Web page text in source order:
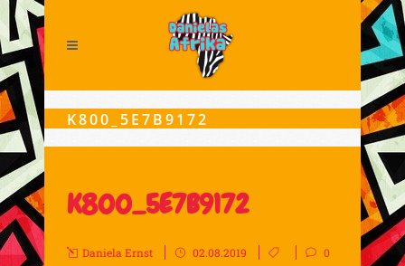
K800_5E7B9172
K800_5E7B9172
Daniela Ernst 02.08.2019
0